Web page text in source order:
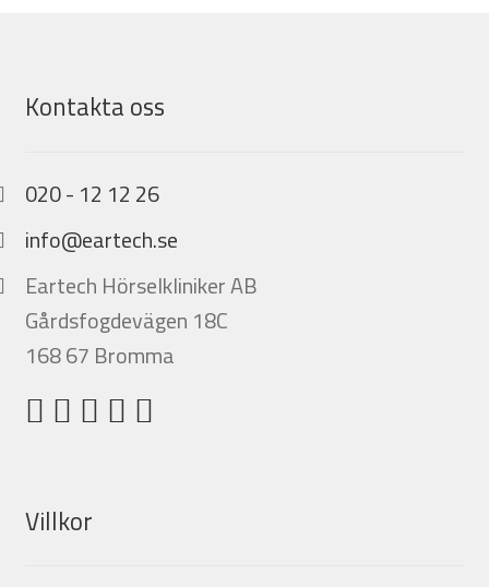
Kontakta oss
020 - 12 12 26
info@eartech.se
Eartech Hörselkliniker AB
Gårdsfogdevägen 18C
168 67 Bromma
Villkor